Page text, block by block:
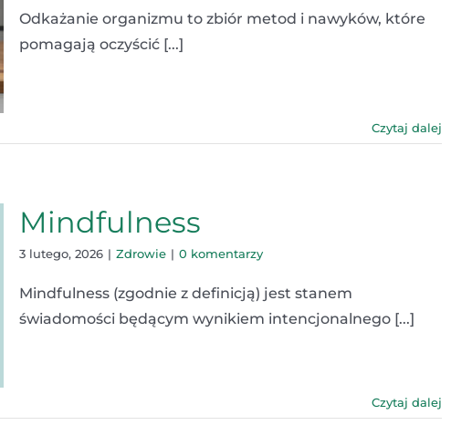
Odkażanie organizmu to zbiór metod i nawyków, które
pomagają oczyścić [...]
Czytaj dalej
Mindfulness
3 lutego, 2026 | Zdrowie | 0 komentarzy
Mindfulness (zgodnie z definicją) jest stanem
świadomości będącym wynikiem intencjonalnego [...]
Czytaj dalej